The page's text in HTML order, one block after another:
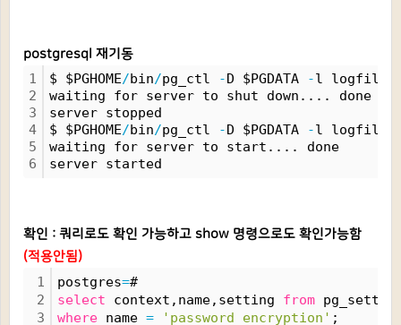
postgresql 재기동
1
2
3
4
5
6
$ $PGHOME/bin/pg_ctl -D $PGDATA -l logfile
waiting for server to shut down.... done
server stopped
$ $PGHOME/bin/pg_ctl -D $PGDATA -l logfile
waiting for server to start.... done
server started
확인 : 쿼리로도 확인 가능하고 show 명령으로도 확인가능함
(적용안됨)
1
2
3
postgres=#
select context,name,setting from
where name = 'password_encryption' ;